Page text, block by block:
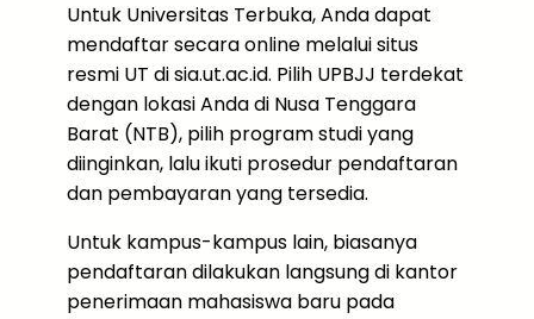
Untuk Universitas Terbuka, Anda dapat
mendaftar secara online melalui situs
resmi UT di sia.ut.ac.id. Pilih UPBJJ terdekat
dengan lokasi Anda di Nusa Tenggara
Barat (NTB), pilih program studi yang
diinginkan, lalu ikuti prosedur pendaftaran
dan pembayaran yang tersedia.
Untuk kampus-kampus lain, biasanya
pendaftaran dilakukan langsung di kantor
penerimaan mahasiswa baru pada